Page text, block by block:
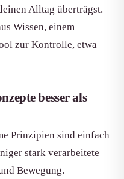
Alltag überträgst.
Wissen, einem
zur Kontrolle, etwa
besser als
Prinzipien sind einfach
stark verarbeitete
Bewegung.